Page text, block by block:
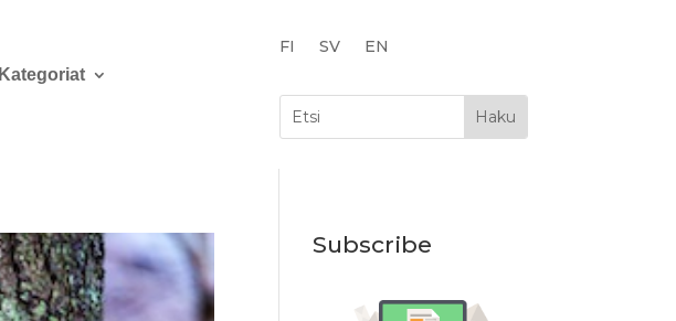
Kategoriat
FI SV EN
Subscribe